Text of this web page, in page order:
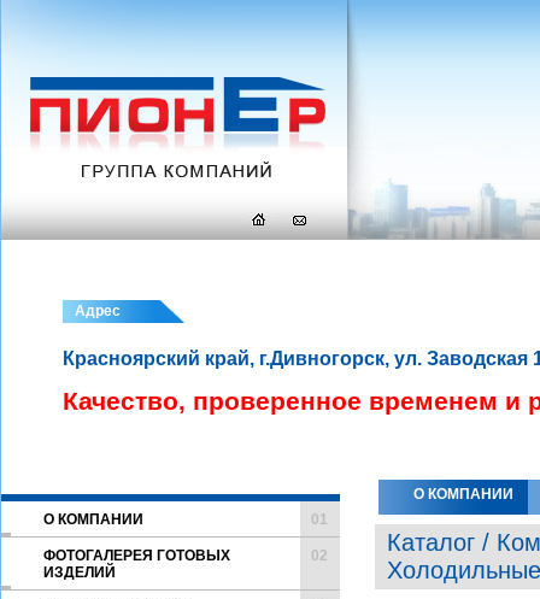
Адрес
Красноярский край, г.Дивногорск, ул. Заводская
Качество, проверенное временем и
О КОМПАНИИ
Каталог /
01
О КОМПАНИИ
02
ФОТОГАЛЕРЕЯ ГОТОВЫХ
ИЗДЕЛИЙ